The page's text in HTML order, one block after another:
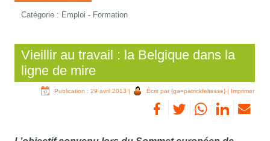
Catégorie : Emploi - Formation
Vieillir au travail : la Belgique dans la
ligne de mire
Publication : 29 avril 2013 | Écrit par {ga=patrickfeltesse} | Imprimer